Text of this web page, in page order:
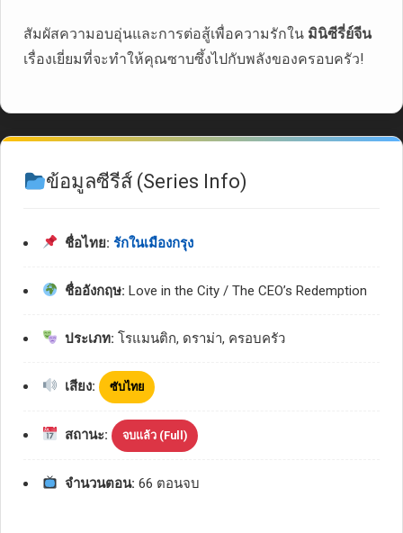
สัมผัสความอบอุ่นและการต่อสู้เพื่อความรักใน มินิซีรี่ย์จีน
เรื่องเยี่ยมที่จะทำให้คุณซาบซึ้งไปกับพลังของครอบครัว!
ข้อมูลซีรีส์ (Series Info)
ชื่อไทย: รักในเมืองกรุง
ชื่ออังกฤษ: Love in the City / The CEO’s Redemption
ประเภท: โรแมนติก, ดราม่า, ครอบครัว
เสียง: ซับไทย
สถานะ: จบแล้ว (Full)
จำนวนตอน: 66 ตอนจบ